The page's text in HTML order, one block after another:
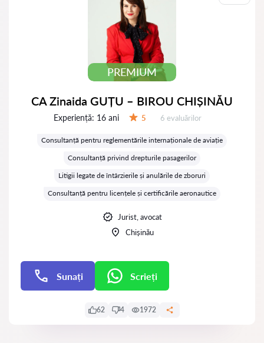
PREMIUM
CA Zinaida GUȚU – BIROU CHIȘINĂU
Experiență: 16 ani 5 Evaluărilor:
6 evaluărilor
Consultanță pentru reglementările internaționale de aviație
Consultanță privind drepturile pasagerilor
Litigii legate de întârzierile și anulările de zboruri
Consultanță pentru licențele și certificările aeronautice
Jurist, avocat
Chișinău
Sunați Scrieți
62 4 1972